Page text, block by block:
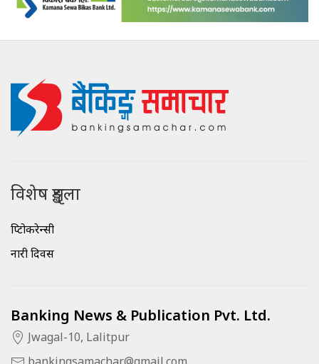
विशेष शृङ्खला
क्रिप्टोकरेन्सी
नारी दिवस
Banking News & Publication Pvt. Ltd.
Jwagal-10, Lalitpur